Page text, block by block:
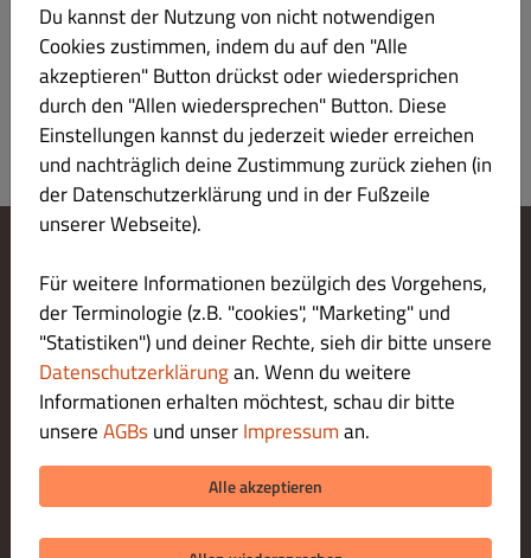
Registrieren
Cookie-Einstellungen ändern
Kontaktiere uns
Datenschutzerklärung
Allgemeine Geschäftsbedingungen
Impressum
LIEFERUNG ZAHLUNGSARTEN
ZAHLUNGSARTEN BEI ABHOLUNG
Du kannst der Nutzung von nicht notwendigen
Cookies zustimmen, indem du auf den "Alle
akzeptieren" Button drückst oder wiedersprichen
durch den "Allen wiedersprechen" Button. Diese
Einstellungen kannst du jederzeit wieder erreichen
und nachträglich deine Zustimmung zurück ziehen (in
der Datenschutzerklärung und in der Fußzeile
unserer Webseite).
Für weitere Informationen bezülgich des Vorgehens,
der Terminologie (z.B. "cookies", "Marketing" und
"Statistiken") und deiner Rechte, sieh dir bitte unsere
Datenschutzerklärungan. Wenn du weitere
Informationen erhalten möchtest, schau dir bitte
unsereAGBsund unserImpressuman.
Alle akzeptieren